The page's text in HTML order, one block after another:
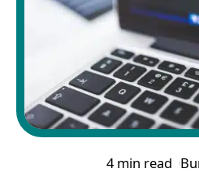
4 min read